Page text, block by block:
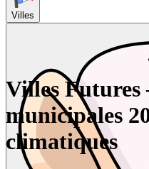
Villes
Villes
municipales
climatiques